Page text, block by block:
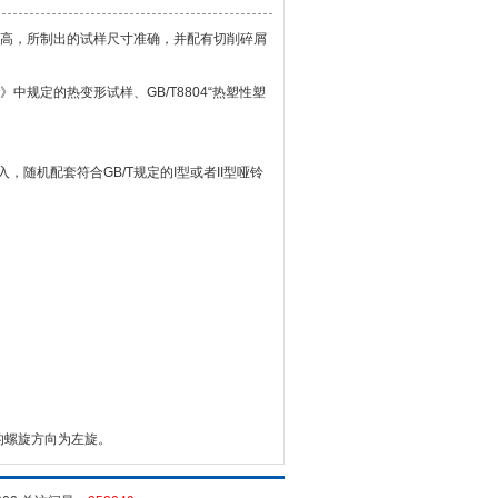
，所制出的试样尺寸准确，并配有切削碎屑
规定的热变形试样、GB/T8804“热塑性塑
随机配套符合GB/T规定的I型或者II型哑铃
旋方向为左旋。